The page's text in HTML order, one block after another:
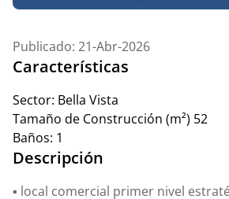
Publicado: 21-Abr-2026
Características
Sector: Bella Vista
Tamaño de Construcción (m²) 52
Baños: 1
Descripción
▪️ local comercial primer nivel